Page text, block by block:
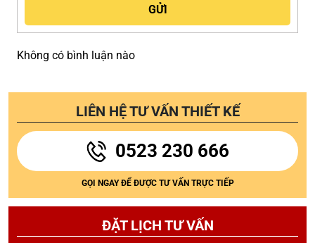
Không có bình luận nào
LIÊN HỆ TƯ VẤN THIẾT KẾ
0523 230 666
GỌI NGAY ĐỂ ĐƯỢC TƯ VẤN TRỰC TIẾP
ĐẶT LỊCH TƯ VẤN